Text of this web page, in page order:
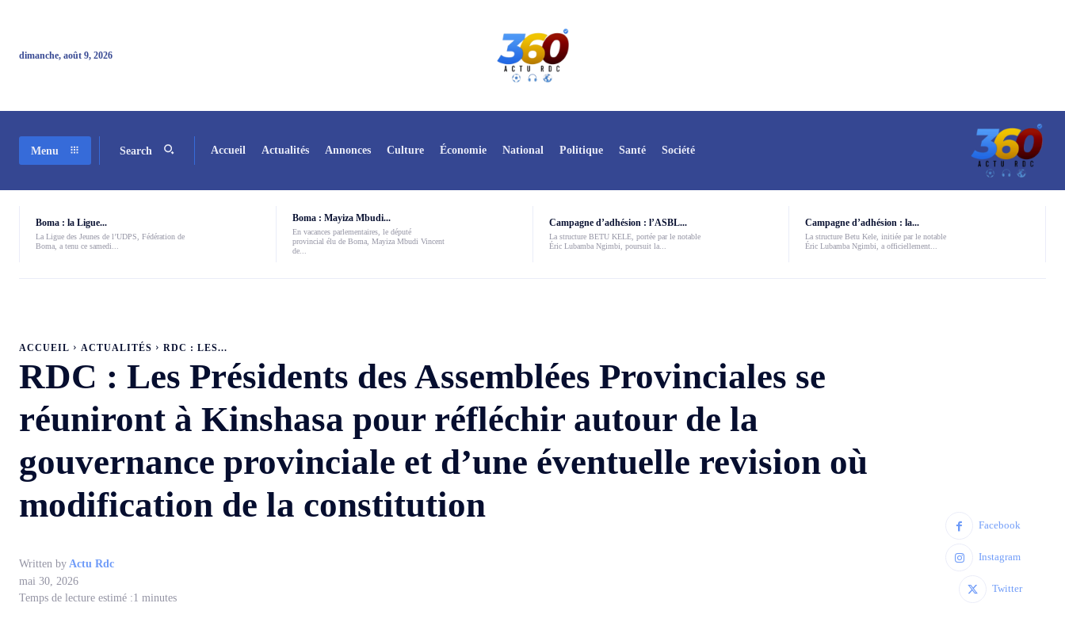
dimanche, août 9, 2026
Menu Search Accueil Actualités Annonces Culture Économie National Politique Santé Société
Boma : la Ligue...
La Ligue des Jeunes de l’UDPS, Fédération de
Boma, a tenu ce samedi...
Boma : Mayiza Mbudi...
En vacances parlementaires, le député
provincial élu de Boma, Mayiza Mbudi Vincent
de...
Campagne d’adhésion : l’ASBL...
La structure BETU KELE, portée par le notable
Éric Lubamba Ngimbi, poursuit la...
Campagne d’adhésion : la...
La structure Betu Kele, initiée par le notable
Éric Lubamba Ngimbi, a officiellement...
ACCUEIL ACTUALITÉS RDC : LES...
RDC : Les Présidents des Assemblées Provinciales se
réuniront à Kinshasa pour réfléchir autour de la
gouvernance provinciale et d’une éventuelle revision où
modification de la constitution
Written by Actu Rdc
mai 30, 2026
Temps de lecture estimé :1 minutes
Facebook
Instagram
Twitter